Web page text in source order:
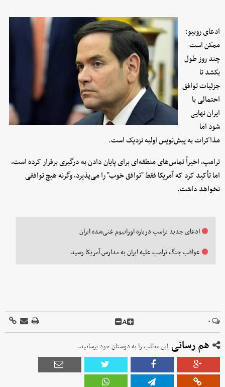
ادعای روبیو:
ممکن است
چند روز طول
بکشد تا
جزئیات توافق
احتمالی با
ایران نهایی
شود اما
مذاکرات به پیش‌نویس اولیه نزدیک است.
ترامپ، اخیراً تماس‌های منطقه‌ای برای پایان دادن به درگیری برقرار کرده است،
اما تأکید کرد که آمریکا فقط "توافق خوب" را می‌پذیرد، وگرنه هیچ توافقی
نخواهد داشت.
ادعای جدید ترامپ درباره اورانیوم غنی‌شده ایران
عواقب جنگ ترامپ علیه ایران به مدارس آمریکا رسید
۰ A
هم رسانی این مطلب را به دوستان خود برسانید.